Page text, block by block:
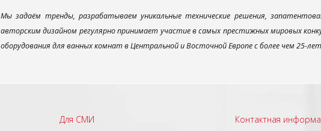
Мы задаём тренды, разрабатываем уникальные технические решения,
авторским дизайном регулярно принимает участие в самых престижных мировых
оборудования для ванных комнат в Центральной и Восточной Европе с более чем 25-
Для СМИ Контактная